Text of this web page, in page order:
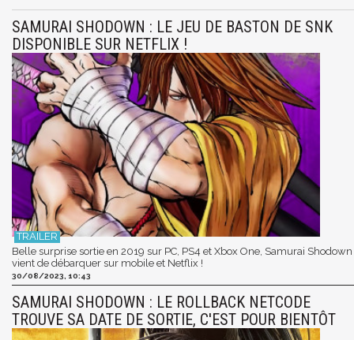
SAMURAI SHODOWN : LE JEU DE BASTON DE SNK
DISPONIBLE SUR NETFLIX !
Belle surprise sortie en 2019 sur PC, PS4 et Xbox One, Samurai Shodown
vient de débarquer sur mobile et Netflix !
30/08/2023, 10:43
SAMURAI SHODOWN : LE ROLLBACK NETCODE
TROUVE SA DATE DE SORTIE, C'EST POUR BIENTÔT